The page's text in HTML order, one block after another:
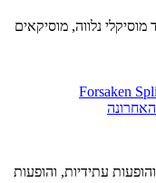
מוסיקלי נלווה, מוסיקאים
Forsaken
עתידיות, והופעות